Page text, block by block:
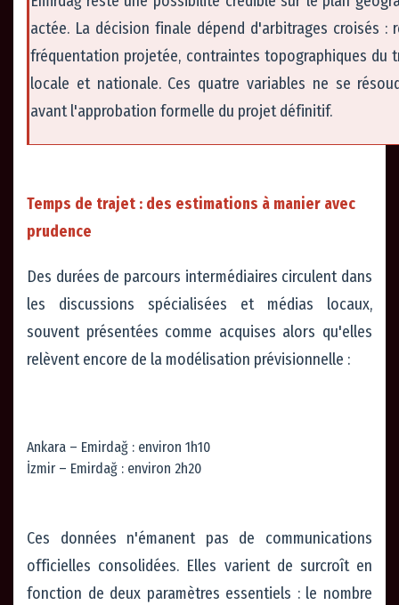
actée. La décision finale dépend d'arbitrages croisés :
fréquentation projetée, contraintes topographiques du
locale et nationale. Ces quatre variables ne se
avant l'approbation formelle du projet définitif.
Temps de trajet : des estimations à manier avec
prudence
Des durées de parcours intermédiaires circulent dans
les discussions spécialisées et médias locaux,
souvent présentées comme acquises alors qu'elles
relèvent encore de la modélisation prévisionnelle :
Ankara – Emirdağ : environ 1h10
İzmir – Emirdağ : environ 2h20
Ces données n'émanent pas de communications
officielles consolidées. Elles varient de surcroît en
fonction de deux paramètres essentiels : le nombre